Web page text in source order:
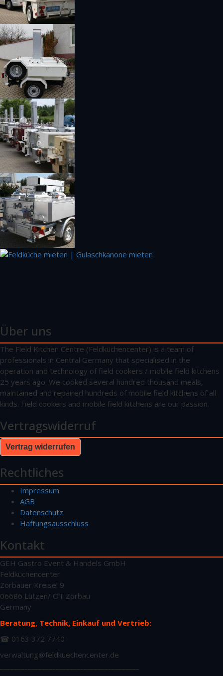
Über uns
The Field Kitchen Centre (Feldküchencenter) is a team of
professionals in Central Germany that specialised in the
operation and technology of field cookers / mobile field kitchens
25 years ago. We cooked several hundred thousand meals,
maintained and repaired hundreds of mobile field kitchens of all
kinds. Field cookers and mobile field kitchens are our passion.
Vertragswiderruf
Vertrag widerrufen
Rechtliches
Impressum
AGB
Datenschutz
Haftungsausschluss
Kontakt
GEH Gastro Event & Handels GmbH
Feldküchencenter
Zorbauer Kreisel 9
06686 Lützen/ OT Zorbau
Germany
Beratung, Technik, Einkauf und Vertrieb:
☎ 0163 372 7740
verwaltung@feldkuechencenter.de